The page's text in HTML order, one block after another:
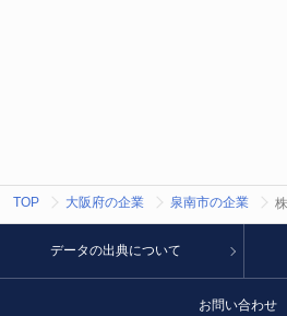
TOP 大阪府の企業 泉南市の企業
データの出典について
お問い合わせ